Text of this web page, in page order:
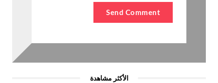
الأكثر مشاهدة